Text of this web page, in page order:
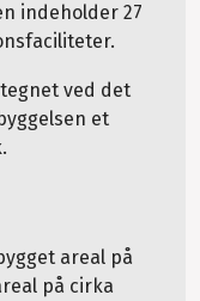
indeholder 27
ved det
et
areal på
på cirka